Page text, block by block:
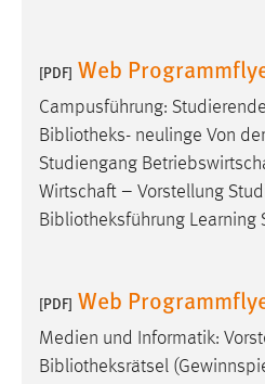
[PDF] Web
Campusführung:
Bibliotheks- neulinge Von
Studiengang
Wirtschaft – Vorstellung
Bibliotheksführung Learning
[PDF] Web
Medien und Informatik:
Bibliotheksrätsel
Cookie Laufzeit:
style-
Jahre,
Login
Zweck:
Dieser
der
Cookie Laufzeit: 24 Stunden